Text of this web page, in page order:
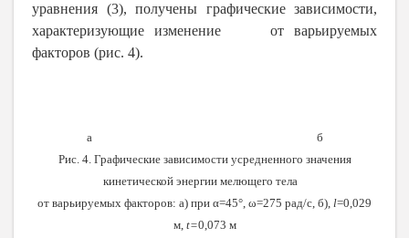
уравнения (3), получены графические зависимости,
характеризующие изменение
от варьируемых
факторов (рис. 4).
а б
Рис. 4. Графические зависимости усредненного значения
кинетической энергии мелющего тела
от варьируемых факторов: а) при α=45°, ω=275 рад/с, б), l=0,029
м, t=0,073 м